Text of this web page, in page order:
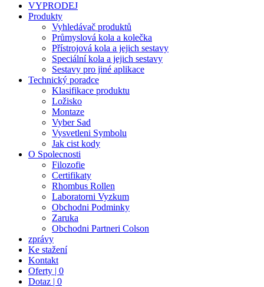
VYPRODEJ
Produkty
Vyhledávač produktů
Průmyslová kola a kolečka
Přístrojová kola a jejich sestavy
Speciální kola a jejich sestavy
Sestavy pro jiné aplikace
Technický poradce
Klasifikace produktu
Ložisko
Montaze
Vyber Sad
Vysvetleni Symbolu
Jak cist kody
O Spolecnosti
Filozofie
Certifikaty
Rhombus Rollen
Laboratorni Vyzkum
Obchodni Podminky
Zaruka
Obchodni Partneri Colson
zprávy
Ke stažení
Kontakt
Oferty | 0
Dotaz | 0